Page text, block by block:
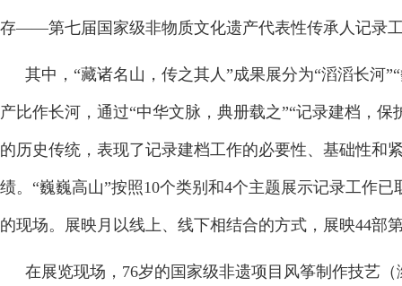
存——第七届国家级非物质文化遗产代表性传承人记录
其中，“藏诸名山，传之其人”成果展分为“滔滔长河
产比作长河，通过“中华文脉，典册载之”“记录建档，
的历史传统，表现了记录建档工作的必要性、基础性和
绩。“巍巍高山”按照10个类别和4个主题展示记录工作
的现场。展映月以线上、线下相结合的方式，展映44部
在展览现场，76岁的国家级非遗项目风筝制作技艺